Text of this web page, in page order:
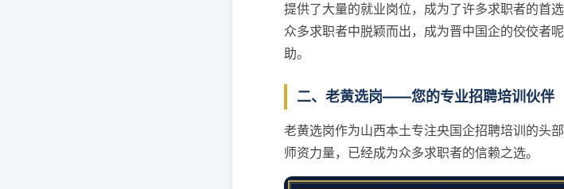
提供了大量的就业岗位，成为了许多求职者的首
众多求职者中脱颖而出，成为晋中国企的佼佼者
助。
二、老黄选岗——您的专业招聘培训伙伴
老黄选岗作为山西本土专注央国企招聘培训的头
师资力量，已经成为众多求职者的信赖之选。